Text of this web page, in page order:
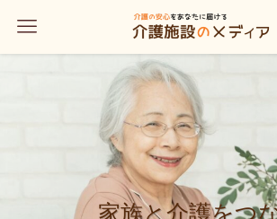
家族と介護をつ
家族と介護をつなぐ
家族と介護をつ